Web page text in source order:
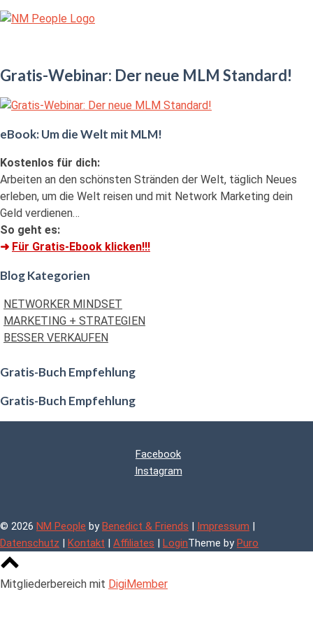
Skip
to
Home
Gratis-Webinar: Der neue MLM Standard!
eBook: Um die Welt mit MLM!
Kostenlos für dich:
Arbeiten an den schönsten Stränden der Welt, täglich Neues
erleben, um die Welt reisen und mit Network Marketing dein
Geld verdienen…
So geht es:
➜ Für Gratis-Ebook klicken!!!
Blog Kategorien
NETWORKER MINDSET
MARKETING + STRATEGIEN
BESSER VERKAUFEN
Gratis-Buch Empfehlung
Gratis-Buch Empfehlung
Facebook
Instagram
© 2026 NM People byBenedict & Friends | Impressum |
Datenschutz | Kontakt | Affiliates | LoginTheme byPuro
Scroll
top
Mitgliederbereich mit DigiMember